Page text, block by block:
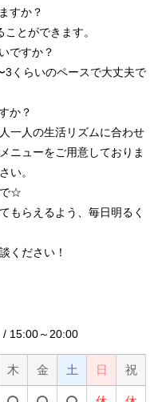
すか？
とができます。
ですか？
3くらいのペースで大丈夫で
か？
一人の生活リズムに合わせ
ニューをご用意しておりま
い。
で☆
もらえるよう、毎日明るく
ください！
15:00～20:00
木 金 土 日 祝